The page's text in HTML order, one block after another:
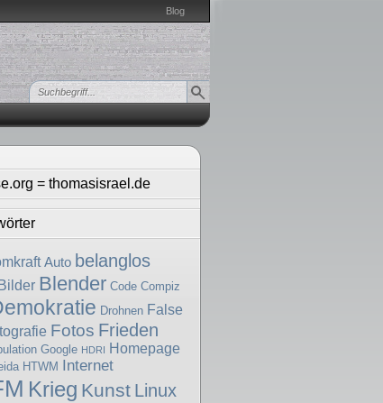
Blog
= thomasisrael.de
Auto belanglos
Bilder Blender Code Compiz
Drohnen False
Fotos Frieden
Google HDRI Homepage
HTWM Internet
Krieg Kunst Linux